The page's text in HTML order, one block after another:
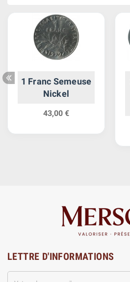
1 Franc Semeuse
Nickel
43,00 €
LETTRE D'INFORMATIONS